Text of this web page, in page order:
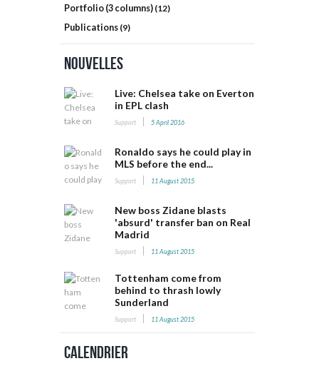
Portfolio (3 columns) (12)
Publications (9)
Nouvelles
Live: Chelsea take on Everton
in EPL clash
Support 5 April 2016
Ronaldo says he could play in
MLS before the end...
Support 11 August 2015
New boss Zidane blasts
'absurd' transfer ban on Real
Madrid
Support 11 August 2015
Tottenham come from
behind to thrash lowly
Sunderland
Support 11 August 2015
Calendrier